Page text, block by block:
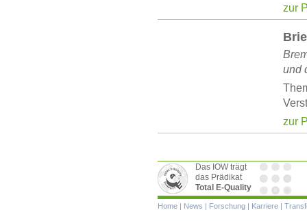
zur
und
zur
Das IOW trägt
das Prädikat
Total E-Quality
Navigation
überspringen
Home | News | Forschung | Karriere |